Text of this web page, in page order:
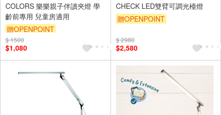
COLORS 樂樂親子伴讀夾燈 學
齡前專用 兒童房適用
贈OPENPOINT
$ 1500
$1,080
CHECK LED雙臂可調光檯燈
贈OPENPOINT
$ 2980
$2,580